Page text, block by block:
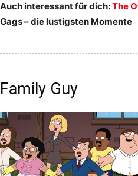
Auch interessant für dich:The
Gags – die lustigsten Momente
Family Guy